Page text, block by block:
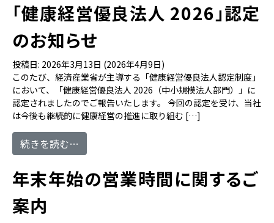
「健康経営優良法人 2026」認定
のお知らせ
投稿日: 2026年3月13日 (2026年4月9日)
このたび、経済産業省が主導する「健康経営優良法人認定制度」
において、「健康経営優良法人 2026（中小規模法人部門）」に
認定されましたのでご報告いたします。 今回の認定を受け、当社
は今後も継続的に健康経営の推進に取り組む […]
続きを読む…
年末年始の営業時間に関するご
案内